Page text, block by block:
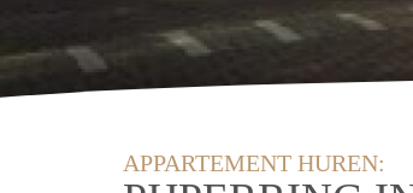
APPARTEMENT HUREN: